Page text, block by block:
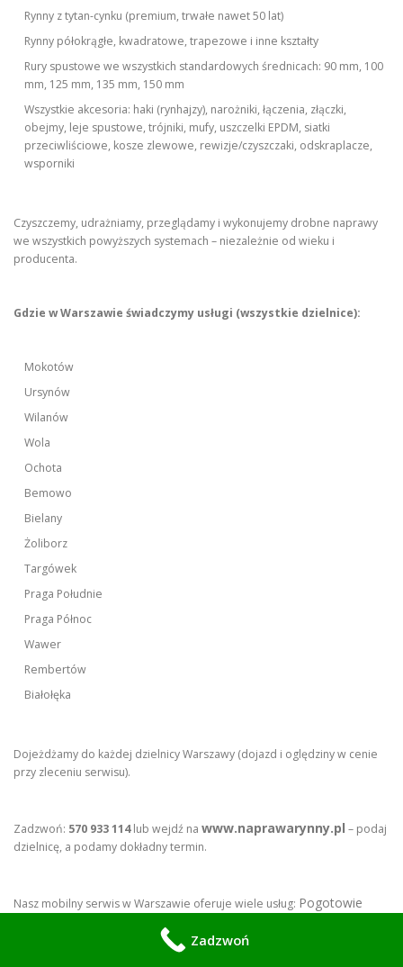
Rynny z tytan-cynku (premium, trwałe nawet 50 lat)
Rynny półokrągłe, kwadratowe, trapezowe i inne kształty
Rury spustowe we wszystkich standardowych średnicach: 90 mm, 100
mm, 125 mm, 135 mm, 150 mm
Wszystkie akcesoria: haki (rynhajzy), narożniki, łączenia, złączki,
obejmy, leje spustowe, trójniki, mufy, uszczelki EPDM, siatki
przeciwliściowe, kosze zlewowe, rewizje/czyszczaki, odskraplacze,
wsporniki
Czyszczemy, udrażniamy, przeglądamy i wykonujemy drobne naprawy
we wszystkich powyższych systemach – niezależnie od wieku i
producenta.
Gdzie w Warszawie świadczymy usługi (wszystkie dzielnice):
Mokotów
Ursynów
Wilanów
Wola
Ochota
Bemowo
Bielany
Żoliborz
Targówek
Praga Południe
Praga Północ
Wawer
Rembertów
Białołęka
Dojeżdżamy do każdej dzielnicy Warszawy (dojazd i oględziny w cenie
przy zleceniu serwisu).
Zadzwoń: 570 933 114lub wejdź na www.naprawarynny.pl – podaj
dzielnicę, a podamy dokładny termin.
Nasz mobilny serwis w Warszawie oferuje wiele usług: Pogotowie
Czyszczenie Parą
Awaryjne naprawy Furtek i Bram,Naprawy Samochodów z
Zadzwoń